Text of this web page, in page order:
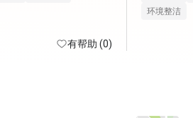
有帮助 (0)
环境整洁